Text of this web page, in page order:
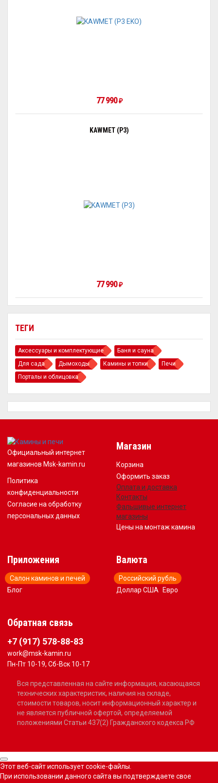
ТЕГИ
Аксессуары и комплектующие
Баня и сауна
Для сада
Дымоходы Камины и топки
Печи
Порталы и облицовка
77 990₽
KAWMET (P3)
77 990₽
Официальный интернет
магазинов Msk-kamin.ru
Политика
конфиденциальности
Согласие на обработку
персональных данных
Магазин
Корзина
Оформить заказ
Оплата и доставка
Контакты
Фальшивые интернет
магазины
Цены на монтаж камина
Приложения
Салон каминов и печей
Блог
Валюта
Российский рубль
Доллар США
Евро
Обратная связь
+7 (917) 578-88-83
work@msk-kamin.ru
Пн-Пт 10-19, Сб-Вск 10-17
Вся представленная на сайте информация, касающаяся
технических характеристик, наличия на складе,
стоимости товаров, носит информационный характер и
не является публичной офертой, определяемой
положениями Статьи 437(2) Гражданского кодекса РФ
Этот веб-сайт использует cookie-файлы.
При использовании данного сайта вы подтверждаете свое